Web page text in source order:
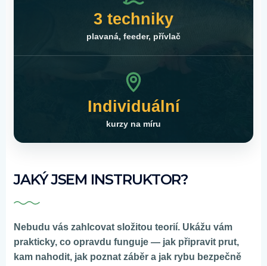
3 techniky
plavaná, feeder, přívlač
Individuální
kurzy na míru
JAKÝ JSEM INSTRUKTOR?
Nebudu vás zahlcovat složitou teorií. Ukážu vám
prakticky, co opravdu funguje — jak připravit prut,
kam nahodit, jak poznat záběr a jak rybu bezpečně